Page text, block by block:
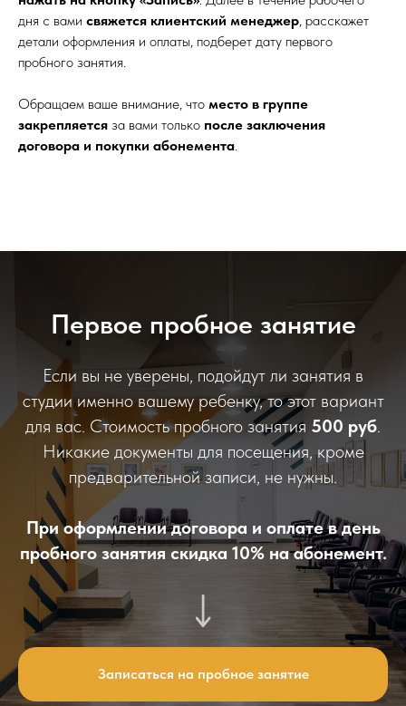
дня с вами свяжется клиентский менеджер, расскажет
детали оформления и оплаты, подберет дату первого
пробного занятия.
Обращаем ваше внимание, что место в группе
закрепляется за вами только после заключения
договора и покупки абонемента.
Первое пробное занятие
Если вы не уверены, подойдут ли занятия в
студии именно вашему ребенку, то этот вариант
для вас. Стоимость пробного занятия 500 руб.
Никакие документы для посещения, кроме
предварительной записи, не нужны.
При оформлении договора и оплате в день
пробного занятия скидка 10% на абонемент.
Записаться на пробное занятие